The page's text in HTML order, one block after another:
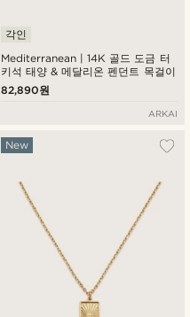
Mediterranean | 14K 골드 도금 터
키석 태양 & 메달리온 펜던트 목걸이
각인
82,890원
ARKAI
New